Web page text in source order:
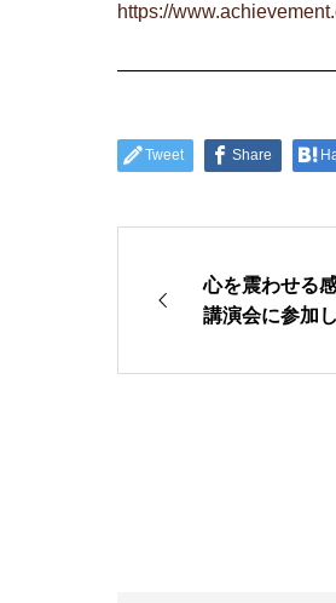
https://
Tweet Share
心を震わせる
講演会に参加